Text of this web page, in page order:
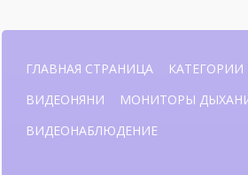
ГЛАВНАЯ СТРАНИЦА
КАТЕГОРИИ
ВИДЕОНЯНИ
МОНИТОРЫ
ВИДЕОНАБЛЮДЕНИЕ